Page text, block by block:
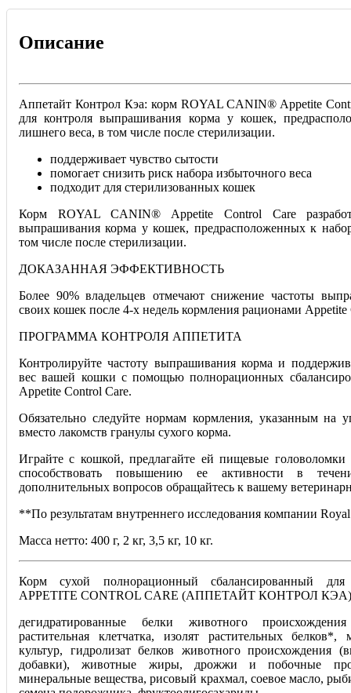
Описание
Аппетайт Контрол Кэа: корм ROYAL CANIN® Appetite
для контроля выпрашивания корма у кошек,
лишнего веса, в том числе после стерилизации.
поддерживает чувство сытости
помогает снизить риск набора избыточного веса
подходит для стерилизованных кошек
Корм ROYAL CANIN® Appetite Control Care
выпрашивания корма у кошек, предрасположенных к
том числе после стерилизации.
ДОКАЗАННАЯ ЭФФЕКТИВНОСТЬ
Более 90% владельцев отмечают снижение частоты
своих кошек после 4-х недель кормления рационами
ПРОГРАММА КОНТРОЛЯ АППЕТИТА
Контролируйте частоту выпрашивания корма и
вес вашей кошки с помощью полнорационных
Appetite Control Care.
Обязательно следуйте нормам кормления, указанным на
вместо лакомств гранулы сухого корма.
Играйте с кошкой, предлагайте ей пищевые
способствовать повышению ее активности в
дополнительных вопросов обращайтесь к вашему
**По результатам внутреннего исследования компании
Масса нетто: 400 г, 2 кг, 3,5 кг, 10 кг.
Корм сухой полнорационный сбалансированный
APPETITE CONTROL CARE (АППЕТАЙТ КОНТРОЛ КЭА)
дегидратированные белки животного
растительная клетчатка, изолят растительных
культур, гидролизат белков животного происхождения
добавки), животные жиры, дрожжи и побочные
минеральные вещества, рисовый крахмал, соевое масло,